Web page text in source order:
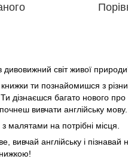
світ живої
ти познайомишся з
дізнаєшся багато нового про
вивчати англійську мову.
малятами на потрібні місця.
вивчай англійську і пізнавай